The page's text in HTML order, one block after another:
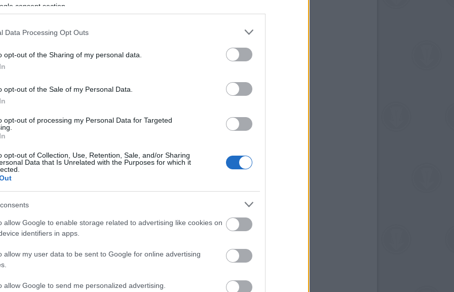
consent section.
Data Processing Opt Outs
opt-out of the Sharing of my personal data.
opt-out of the Sale of my Personal Data.
opt-out of processing my Personal Data for Targeted
opt-out of Collection, Use, Retention, Sale, and/or Sharing
Data that Is Unrelated with the Purposes for which it
allow Google to enable storage related to advertising like cookies on
identifiers in apps.
allow my user data to be sent to Google for online advertising
allow Google to send me personalized advertising.
Társulat Facebook-oldal
installációit fogadta be
az opera nagykövetei - Laczó András,
Rákász Gergely is orgonakoncertjét is itt
zászlóshajóját, a Muharay Udvart,
Háza és a Kobuci Kert együttműködésében
tartó táncházakat rendeztek.
Veronika Udvar programjai telt házzal